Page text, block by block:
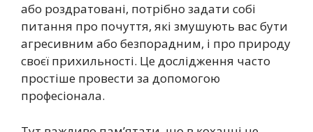
або роздратовані, потрібно задати собі
питання про почуття, які змушують вас бути
агресивним або безпорадним, і про природу
своєї прихильності. Це дослідження часто
простіше провести за допомогою
професіонала.